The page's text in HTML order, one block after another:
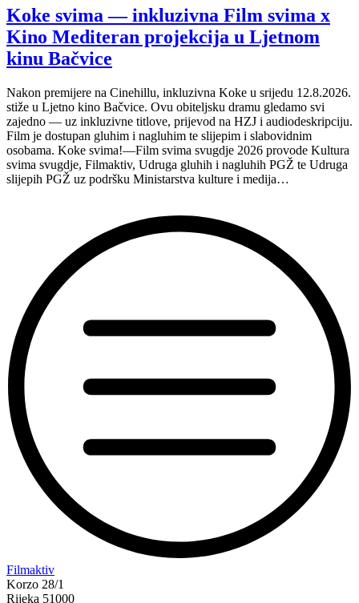
Film
svima
nastavljaju
inkluzivnu
turneju
Hvaru”
Koke svima — inkluzivna Film svima x
Kino Mediteran projekcija u Ljetnom
kinu Bačvice
Nakon premijere na Cinehillu, inkluzivna Koke u srijedu 12.8.2026.
stiže u Ljetno kino Bačvice. Ovu obiteljsku dramu gledamo svi
zajedno — uz inkluzivne titlove, prijevod na HZJ i audiodeskripciju.
Film je dostupan gluhim i nagluhim te slijepim i slabovidnim
osobama. Koke svima!—Film svima svugdje 2026 provode Kultura
svima svugdje, Filmaktiv, Udruga gluhih i nagluhih PGŽ te Udruga
slijepih PGŽ uz podršku Ministarstva kulture i medija…
“Koke
svima
—
Filmaktiv
Korzo 28/1
Rijeka 51000